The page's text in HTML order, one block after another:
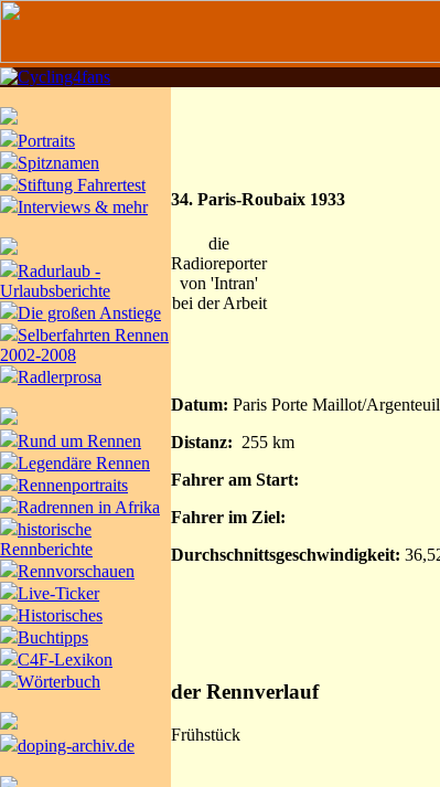
Portraits
Spitznamen
Stiftung Fahrertest
Interviews & mehr
Radurlaub -
Urlaubsberichte
Die großen Anstiege
Selberfahrten Rennen
2002-2008
Radlerprosa
Rund um Rennen
Legendäre Rennen
Rennenportraits
Radrennen in Afrika
historische
Rennberichte
Rennvorschauen
Live-Ticker
Historisches
Buchtipps
C4F-Lexikon
Wörterbuch
doping-archiv.de
34. Paris-Roubaix 1933
die
Radioreporter
von 'Intran'
bei der Arbeit
Datum: Paris Porte Maillot/
Distanz: 255 km
Fahrer am Start:
Fahrer im Ziel:
Durchschnittsgeschwindigkeit:
der Rennverlauf
Frühstück